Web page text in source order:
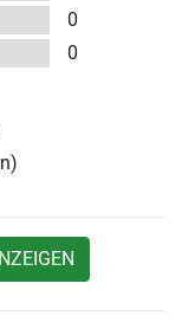
0
0